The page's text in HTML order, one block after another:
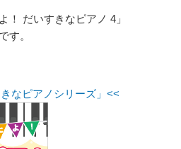
だいすきなピアノ 4」
す。
なピアノシリーズ」<<